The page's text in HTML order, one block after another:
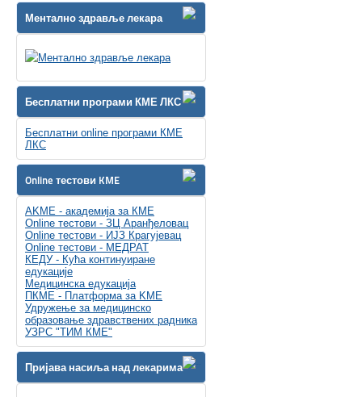
Ментално здравље лекара
Бесплатни програми КМЕ ЛКС
Бесплатни online програми КМЕ
ЛКС
Online тестови KME
AKME - академија за КМЕ
Online тестови - ЗЦ Аранђеловац
Online тестови - ИЈЗ Крагујевац
Online тестови - МЕДРАТ
КЕДУ - Кућа континуиране
едукације
Медицинска едукација
ПКМЕ - Платформа за KME
Удружење за медицинско
образовање здравствених радника
УЗРС "ТИМ КМЕ"
Пријава насиља над лекарима